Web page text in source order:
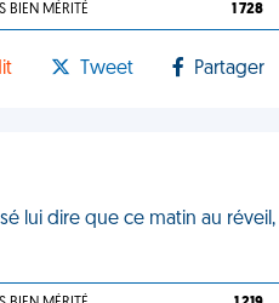
BIEN MÉRITÉ 1 728
Tweet Partager
lui dire que ce matin au réveil,